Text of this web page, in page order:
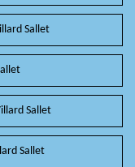
Sallet
Sallet
Sallet